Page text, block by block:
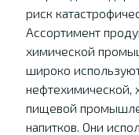
риск
Ассортимент
химической
широко
нефтехимической,
пищевой
напитков. Они